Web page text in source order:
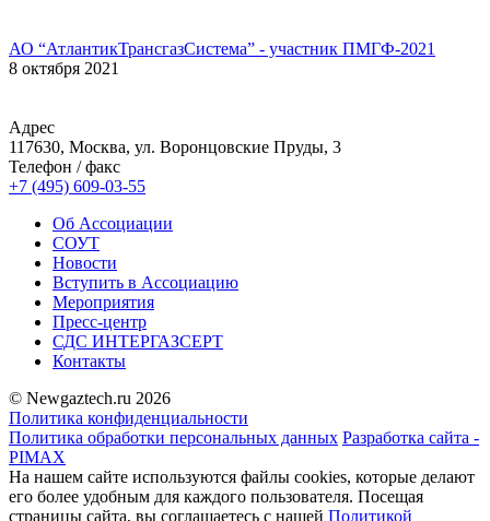
АО “АтлантикТрансгазСистема” - участник ПМГФ-2021
8 октября 2021
Адрес
117630, Москва, ул. Воронцовские Пруды, 3
Телефон / факс
+7 (495) 609-03-55
Об Ассоциации
СОУТ
Новости
Вступить в Ассоциацию
Мероприятия
Пресс-центр
СДС ИНТЕРГАЗСЕРТ
Контакты
© Newgaztech.ru 2026
Политика конфиденциальности
Политика обработки персональных данных Разработка сайта -
PIMAX
На нашем сайте используются файлы cookies, которые делают
его более удобным для каждого пользователя. Посещая
страницы сайта, вы соглашаетесь c нашей Политикой